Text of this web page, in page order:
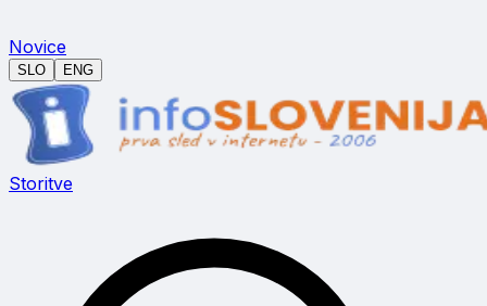
Novice
SLO ENG
Storitve